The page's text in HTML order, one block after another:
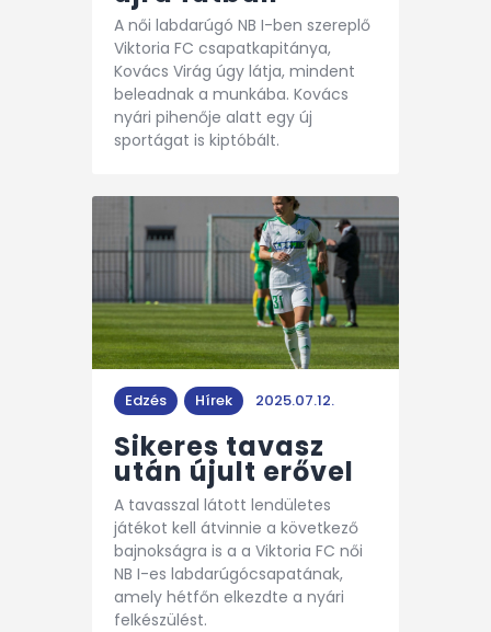
A női labdarúgó NB I-ben szereplő
Viktoria FC csapatkapitánya,
Kovács Virág úgy látja, mindent
beleadnak a munkába. Kovács
nyári pihenője alatt egy új
sportágat is kiptóbált.
Edzés Hírek 2025.07.12.
Sikeres tavasz
után újult erővel
A tavasszal látott lendületes
játékot kell átvinnie a következő
bajnokságra is a a Viktoria FC női
NB I-es labdarúgócsapatának,
amely hétfőn elkezdte a nyári
felkészülést.